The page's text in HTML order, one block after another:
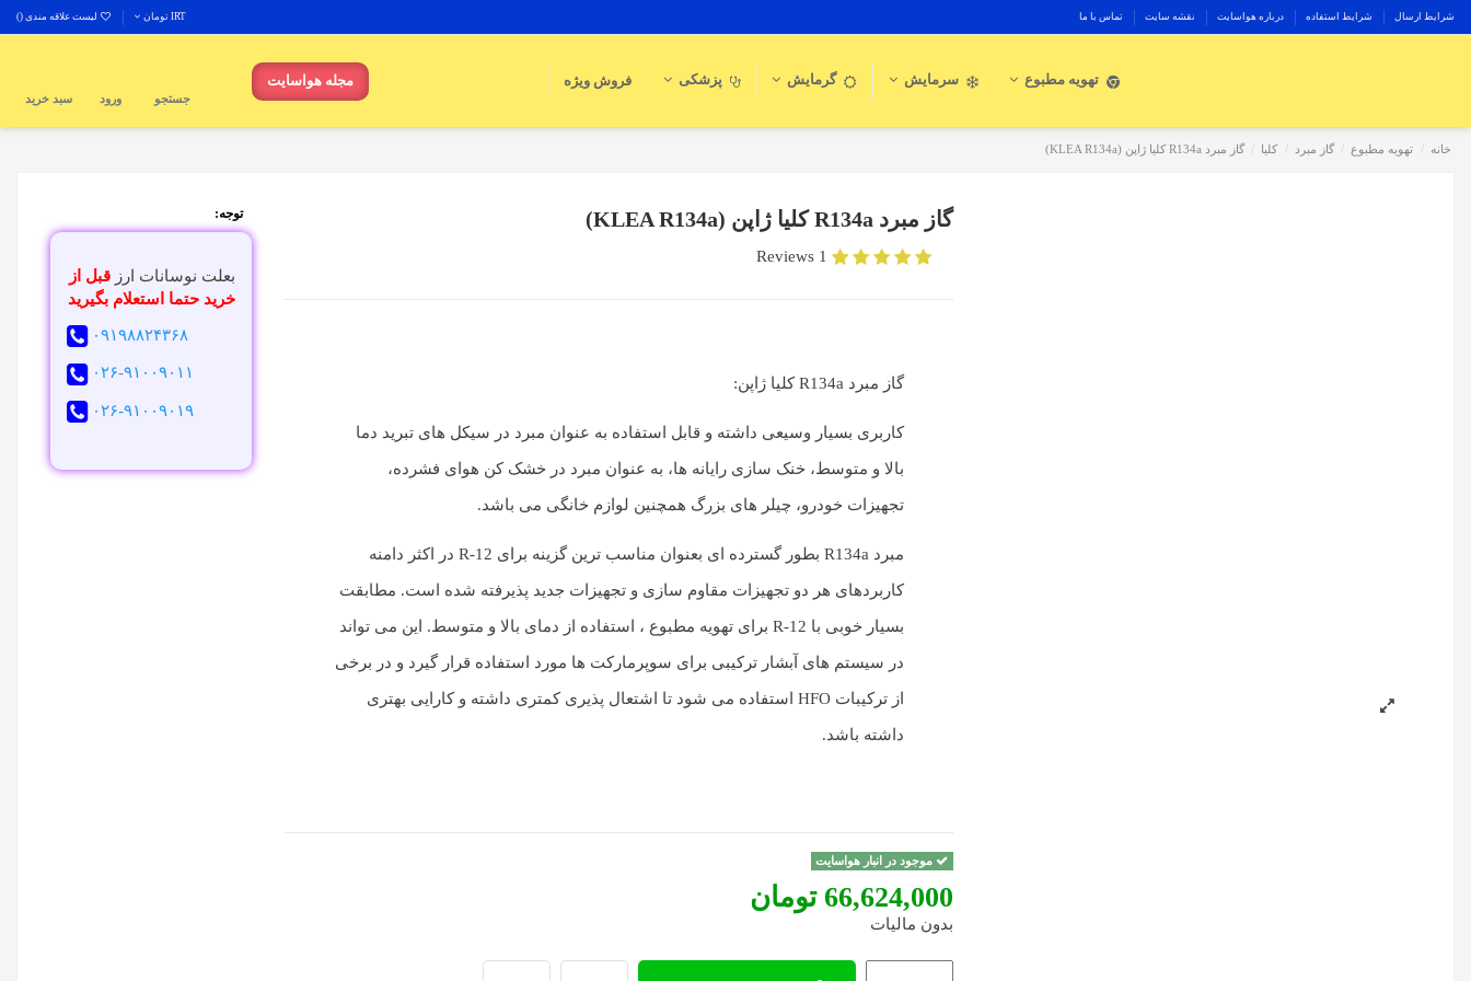
شرایط ارسال شرایط استفاده درباره هواسایت نقشه سایت تماس با ما IRT تومان لیست علاقه مندی ()
تهویه مطبوع سرمایش گرمایش پزشکی مجله هواسایت فروش ویژه
جستجو ورود سبد خرید
خانه تهویه مطبوع گاز مبرد کلیا گاز مبرد R134a کلیا ژاپن (KLEA R134a)
گاز مبرد R134a کلیا ژاپن (KLEA R134a)
1 Reviews
گاز مبرد R134a کلیا ژاپن:
کاربری بسیار وسیعی داشته و قابل استفاده به عنوان مبرد در سیکل های تبرید دما
بالا و متوسط، خنک سازی رایانه ها، به عنوان مبرد در خشک کن هوای فشرده،
تجهیزات خودرو، چیلر های بزرگ همچنین لوازم خانگی می باشد.
مبرد R134a بطور گسترده ای بعنوان مناسب ترین گزینه برای R-12 در اکثر دامنه
کاربردهای هر دو تجهیزات مقاوم سازی و تجهیزات جدید پذیرفته شده است. مطابقت
بسیار خوبی با R-12 برای تهویه مطبوع ، استفاده از دمای بالا و متوسط. این می تواند
در سیستم های آبشار ترکیبی برای سوپرمارکت ها مورد استفاده قرار گیرد و در برخی
از ترکیبات HFO استفاده می شود تا اشتعال پذیری کمتری داشته و کارایی بهتری
داشته باشد.
موجود در انبار هواسایت
‎66,624,000 تومان
بدون مالیات
توجه:
بعلت نوسانات ارزقبل از
خرید حتما استعلام بگیرید
۰۹۱۹۸۸۲۴۳۶۸
۰۲۶-۹۱۰۰۹۰۱۱
۰۲۶-۹۱۰۰۹۰۱۹